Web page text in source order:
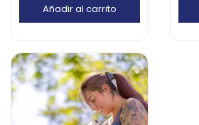
Añadir al carrito